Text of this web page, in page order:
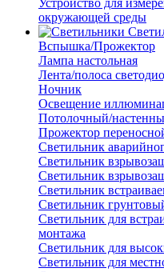
Устройство для
окружающей среды
Вспышка/Прожектор
Лампа настольная
Лента/полоса
Ночник
Освещение
Потолочный/
Прожектор
Светильник
Светильник
Светильник
Светильник
Светильник
Светильник для
монтажа
Светильник для
Светильник для